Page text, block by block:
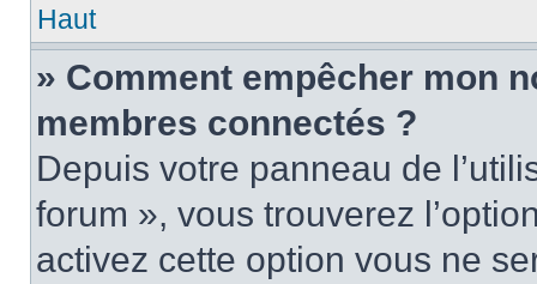
Haut
» Comment empêcher mon
membres connectés ?
Depuis votre panneau de
forum », vous trouverez
activez cette option vous ne